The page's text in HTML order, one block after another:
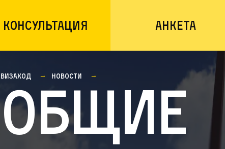
Консультация Анкета
Визаход Новости
Общие